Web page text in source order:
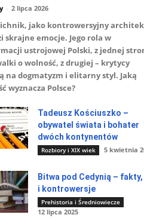
- 2 lipca 2026
jako kontrowersyjny
skrajne emocje. Jego rola w
ustrojowej Polski, z jednej
o wolność, z drugiej – krytycy
na dogmatyzm i elitarny styl. Jaką
wyznacza Polsce?
Tadeusz Kościuszko –
obywatel świata i bohater
dwóch kontynentów
Rozbiory i XIX wiek 5 kwietnia
Bitwa pod Cedynią –
i kontrowersje
Prehistoria i Średniowiecze
12 lipca 2025